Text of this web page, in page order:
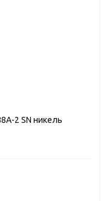
2 SN никель